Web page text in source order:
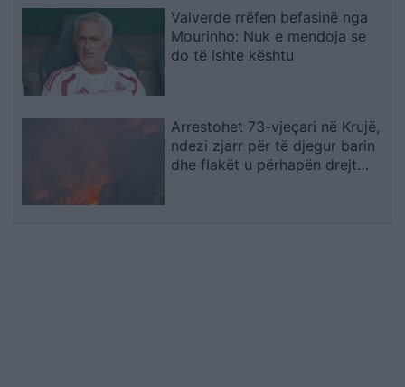
Valverde rrëfen befasinë nga
Mourinho: Nuk e mendoja se
do të ishte kështu
Arrestohet 73-vjeçari në Krujë,
ndezi zjarr për të djegur barin
dhe flakët u përhapën drejt